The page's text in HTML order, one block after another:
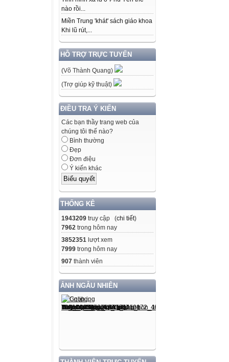
nào rồi...
Miền Trung 'khát' sách giáo khoa
Khi lũ rút,...
HỖ TRỢ TRỰC TUYẾN
(Võ Thành Quang)
(Trợ giúp kỹ thuật)
ĐIỀU TRA Ý KIẾN
Các bạn thầy trang web của
chúng tôi thế nào?
Bình thường
Đẹp
Đơn điệu
Ý kiến khác
THỐNG KÊ
1943209 truy cập (chi tiết)
7962 trong hôm nay
3852351 lượt xem
7999 trong hôm nay
907 thành viên
ẢNH NGẪU NHIÊN